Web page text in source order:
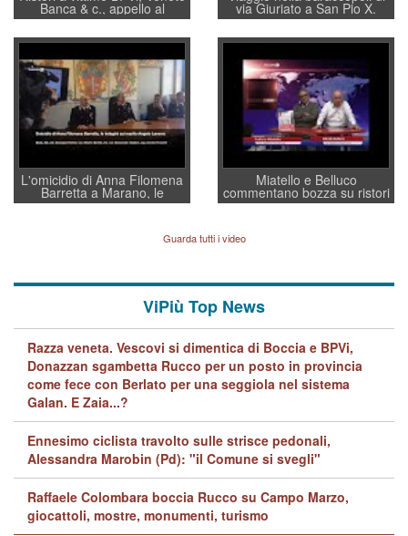
Banca & c., appello al
sottosegretario Alessio
Villarosa: per mettere ordine
convochi con Di Maio CNCU
a supporto della cabina di
regia al Mef
via Giuriato a San Pio X.
Vicenza ai Vicentini: “faremo
un regalo di Natale ai
residenti”
L'omicidio di Anna Filomena
Barretta a Marano, le
indagini dei carabinieri di
quelle di... Barbara D'Urso
Miatello e Belluco
commentano bozza su ristori
BPVi e Veneto Banca
Guarda tutti i video
ViPiù Top News
Razza veneta. Vescovi si dimentica di Boccia e BPVi,
Donazzan sgambetta Rucco per un posto in provincia
come fece con Berlato per una seggiola nel sistema
Galan. E Zaia...?
Ennesimo ciclista travolto sulle strisce pedonali,
Alessandra Marobin (Pd): "il Comune si svegli"
Raffaele Colombara boccia Rucco su Campo Marzo,
giocattoli, mostre, monumenti, turismo